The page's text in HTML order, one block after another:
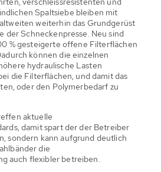
Spaltsiebe bleiben mit
weiterhin das Grundgerüst
der Schneckenpresse. Neu sind
% gesteigerte offene Filterflächen
können die einzelnen
hydraulische Lasten
die Filterflächen, und damit das
oder den Polymerbedarf zu
aktuelle
damit spart der der Betreiber
sondern kann aufgrund deutlich
die
auch flexibler betreiben.